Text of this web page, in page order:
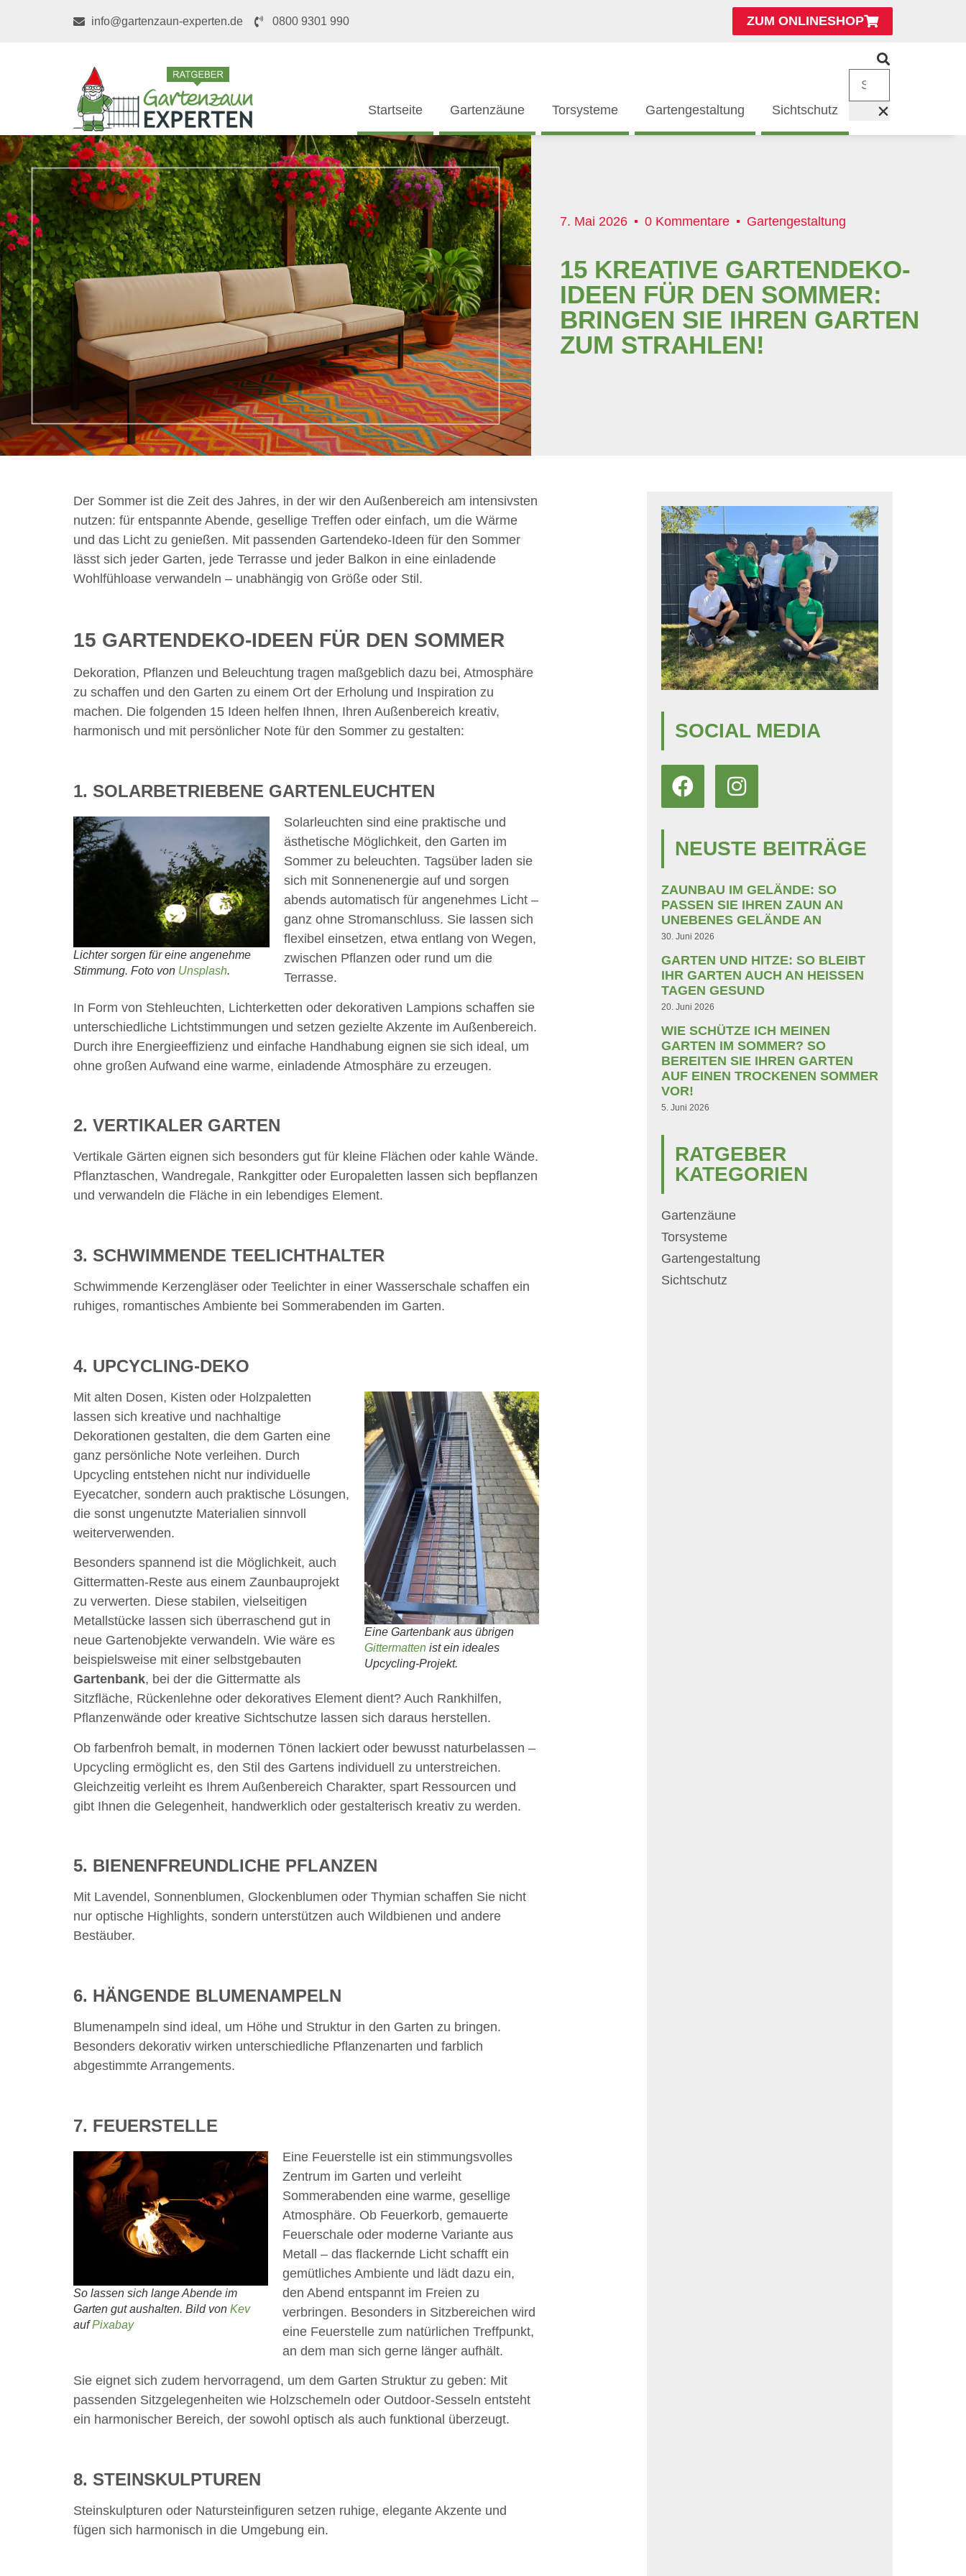
info@gartenzaun-experten.de 0800 9301 990 ZUM ONLINESHOP
Startseite Gartenzäune Torsysteme Gartengestaltung Sichtschutz
7. Mai 2026 0 Kommentare Gartengestaltung
15 KREATIVE GARTENDEKO-
IDEEN FÜR DEN SOMMER:
BRINGEN SIE IHREN GARTEN
ZUM STRAHLEN!
Der Sommer ist die Zeit des Jahres, in der wir den Außenbereich am intensivsten
nutzen: für entspannte Abende, gesellige Treffen oder einfach, um die Wärme
und das Licht zu genießen. Mit passenden Gartendeko-Ideen für den Sommer
lässt sich jeder Garten, jede Terrasse und jeder Balkon in eine einladende
Wohlfühloase verwandeln – unabhängig von Größe oder Stil.
15 GARTENDEKO-IDEEN FÜR DEN SOMMER
Dekoration, Pflanzen und Beleuchtung tragen maßgeblich dazu bei, Atmosphäre
zu schaffen und den Garten zu einem Ort der Erholung und Inspiration zu
machen. Die folgenden 15 Ideen helfen Ihnen, Ihren Außenbereich kreativ,
harmonisch und mit persönlicher Note für den Sommer zu gestalten:
1. SOLARBETRIEBENE GARTENLEUCHTEN
Lichter sorgen für eine angenehme
Stimmung. Foto von Unsplash.
Solarleuchten sind eine praktische und
ästhetische Möglichkeit, den Garten im
Sommer zu beleuchten. Tagsüber laden sie
sich mit Sonnenenergie auf und sorgen
abends automatisch für angenehmes Licht –
ganz ohne Stromanschluss. Sie lassen sich
flexibel einsetzen, etwa entlang von Wegen,
zwischen Pflanzen oder rund um die
Terrasse.
In Form von Stehleuchten, Lichterketten oder dekorativen Lampions schaffen sie
unterschiedliche Lichtstimmungen und setzen gezielte Akzente im Außenbereich.
Durch ihre Energieeffizienz und einfache Handhabung eignen sie sich ideal, um
ohne großen Aufwand eine warme, einladende Atmosphäre zu erzeugen.
2. VERTIKALER GARTEN
Vertikale Gärten eignen sich besonders gut für kleine Flächen oder kahle Wände.
Pflanztaschen, Wandregale, Rankgitter oder Europaletten lassen sich bepflanzen
und verwandeln die Fläche in ein lebendiges Element.
3. SCHWIMMENDE TEELICHTHALTER
Schwimmende Kerzengläser oder Teelichter in einer Wasserschale schaffen ein
ruhiges, romantisches Ambiente bei Sommerabenden im Garten.
4. UPCYCLING-DEKO
Eine Gartenbank aus übrigen
Gittermatten ist ein ideales
Upcycling-Projekt.
Mit alten Dosen, Kisten oder Holzpaletten
lassen sich kreative und nachhaltige
Dekorationen gestalten, die dem Garten eine
ganz persönliche Note verleihen. Durch
Upcycling entstehen nicht nur individuelle
Eyecatcher, sondern auch praktische Lösungen,
die sonst ungenutzte Materialien sinnvoll
weiterverwenden.
Besonders spannend ist die Möglichkeit, auch
Gittermatten-Reste aus einem Zaunbauprojekt
zu verwerten. Diese stabilen, vielseitigen
Metallstücke lassen sich überraschend gut in
neue Gartenobjekte verwandeln. Wie wäre es
beispielsweise mit einer selbstgebauten
Gartenbank, bei der die Gittermatte als
Sitzfläche, Rückenlehne oder dekoratives Element dient? Auch Rankhilfen,
Pflanzenwände oder kreative Sichtschutze lassen sich daraus herstellen.
Ob farbenfroh bemalt, in modernen Tönen lackiert oder bewusst naturbelassen –
Upcycling ermöglicht es, den Stil des Gartens individuell zu unterstreichen.
Gleichzeitig verleiht es Ihrem Außenbereich Charakter, spart Ressourcen und
gibt Ihnen die Gelegenheit, handwerklich oder gestalterisch kreativ zu werden.
5. BIENENFREUNDLICHE PFLANZEN
Mit Lavendel, Sonnenblumen, Glockenblumen oder Thymian schaffen Sie nicht
nur optische Highlights, sondern unterstützen auch Wildbienen und andere
Bestäuber.
6. HÄNGENDE BLUMENAMPELN
Blumenampeln sind ideal, um Höhe und Struktur in den Garten zu bringen.
Besonders dekorativ wirken unterschiedliche Pflanzenarten und farblich
abgestimmte Arrangements.
7. FEUERSTELLE
So lassen sich lange Abende im
Garten gut aushalten. Bild von Kev
aufPixabay
Eine Feuerstelle ist ein stimmungsvolles
Zentrum im Garten und verleiht
Sommerabenden eine warme, gesellige
Atmosphäre. Ob Feuerkorb, gemauerte
Feuerschale oder moderne Variante aus
Metall – das flackernde Licht schafft ein
gemütliches Ambiente und lädt dazu ein,
den Abend entspannt im Freien zu
verbringen. Besonders in Sitzbereichen wird
eine Feuerstelle zum natürlichen Treffpunkt,
an dem man sich gerne länger aufhält.
Sie eignet sich zudem hervorragend, um dem Garten Struktur zu geben: Mit
passenden Sitzgelegenheiten wie Holzschemeln oder Outdoor-Sesseln entsteht
ein harmonischer Bereich, der sowohl optisch als auch funktional überzeugt.
8. STEINSKULPTUREN
Steinskulpturen oder Natursteinfiguren setzen ruhige, elegante Akzente und
fügen sich harmonisch in die Umgebung ein.
SOCIAL MEDIA
NEUSTE BEITRÄGE
ZAUNBAU IM GELÄNDE: SO
PASSEN SIE IHREN ZAUN AN
UNEBENES GELÄNDE AN
30. Juni 2026
GARTEN UND HITZE: SO BLEIBT
IHR GARTEN AUCH AN HEISSEN T
AGEN GESUND
20. Juni 2026
WIE SCHÜTZE ICH MEINEN
GARTEN IM SOMMER? SO
BEREITEN SIE IHREN GARTEN
AUF EINEN TROCKENEN SOMMER
VOR!
5. Juni 2026
RATGEBER
KATEGORIEN
Gartenzäune
Torsysteme
Gartengestaltung
Sichtschutz